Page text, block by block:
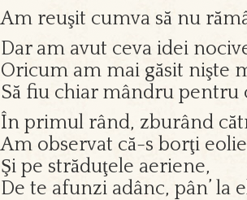
Am reuşit cumva să nu
Dar am avut ceva idei
Oricum am mai găsit nişte
Să fiu chiar mândru pentru
În primul rând, zburând
Am observat că-s borţi
Şi pe străduţele aeriene,
De te afunzi adânc, pân’ la